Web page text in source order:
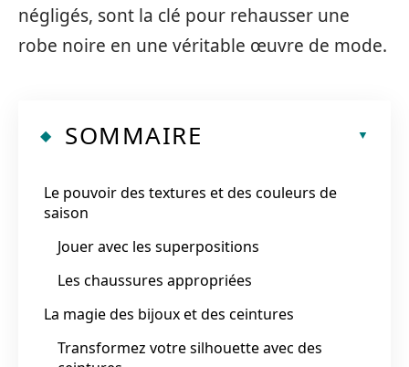
négligés, sont la clé pour rehausser une
robe noire en une véritable œuvre de mode.
SOMMAIRE
Le pouvoir des textures et des couleurs de
saison
Jouer avec les superpositions
Les chaussures appropriées
La magie des bijoux et des ceintures
Transformez votre silhouette avec des